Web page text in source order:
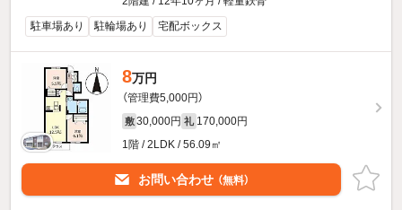
駐車場あり
駐輪場あり 宅配ボックス
8万円
（管理費5,000円）
敷 30,000円 礼 170,000円
1階 / 2LDK / 56.09㎡
お問い合わせ （無料）